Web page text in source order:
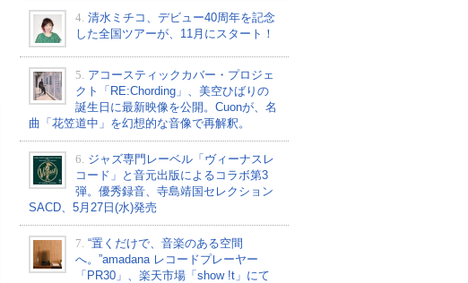
4. 清水ミチコ、デビュー40周年を記念
した全国ツアーが、11月にスタート！
5. アコースティックカバー・プロジェ
クト「RE:Chording」、美空ひばりの
誕生日に最新映像を公開。Cuonが、名
曲「花笠道中」を幻想的な音像で再解釈。
6. ジャズ専門レーベル「ヴィーナスレ
コード」と音元出版によるコラボ第3
弾。優秀録音、寺島靖国セレクション
SACD、5月27日(水)発売
7. “置くだけで、音楽のある空間
へ。”amadana レコードプレーヤー
「PR30」、楽天市場「show !t」にて